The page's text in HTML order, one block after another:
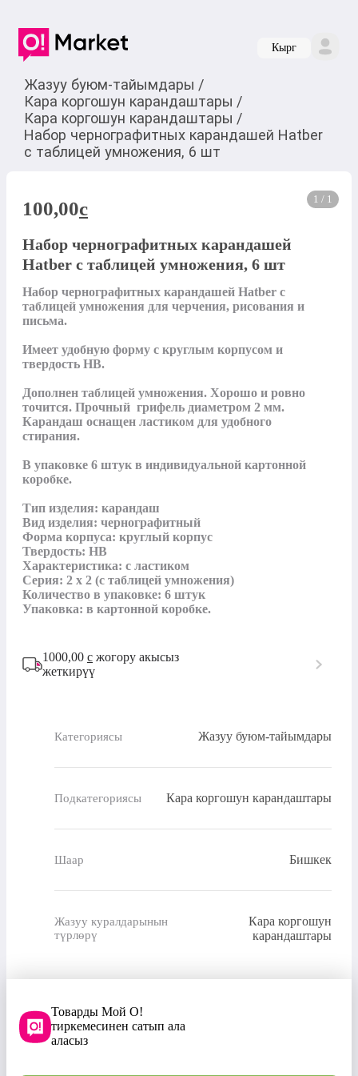
Кырг
Жазуу буюм-тайымдары /
Кара коргошун карандаштары /
Кара коргошун карандаштары /
Набор чернографитных карандашей Hatber
с таблицей умножения, 6 шт
1 / 1
100,00c
Набор чернографитных карандашей
Hatber с таблицей умножения, 6 шт
Набор чернографитных карандашей Hatber с
таблицей умножения для черчения, рисования и
письма.
Имеет удобную форму с круглым корпусом и
твердость HB.
Дополнен таблицей умножения. Хорошо и ровно
точится. Прочный  грифель диаметром 2 мм.
Карандаш оснащен ластиком для удобного
стирания.
В упаковке 6 штук в индивидуальной картонной
коробке.
Тип изделия: карандаш
Вид изделия: чернографитный
Форма корпуса: круглый корпус
Твердость: HB
Характеристика: с ластиком
Серия: 2 х 2 (с таблицей умножения)
Количество в упаковке: 6 штук
1000,00 с жогору акысыз
жеткирүү
Категориясы Жазуу буюм-тайымдары
Подкатегориясы Кара коргошун карандаштары
Шаар Бишкек
Жазуу куралдарынын
түрлөрү
Кара коргошун
карандаштары
Товарды Мой О!
тиркемесинен сатып ала
аласыз